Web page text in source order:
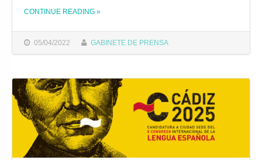
05/04/2022 GABINETE DE PRENSA
CONTINUE READING »